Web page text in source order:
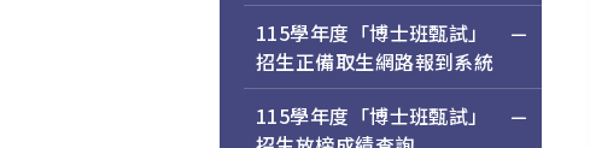
115學年度「博士班甄試」
招生正備取生網路報到系統
115學年度「博士班甄試」